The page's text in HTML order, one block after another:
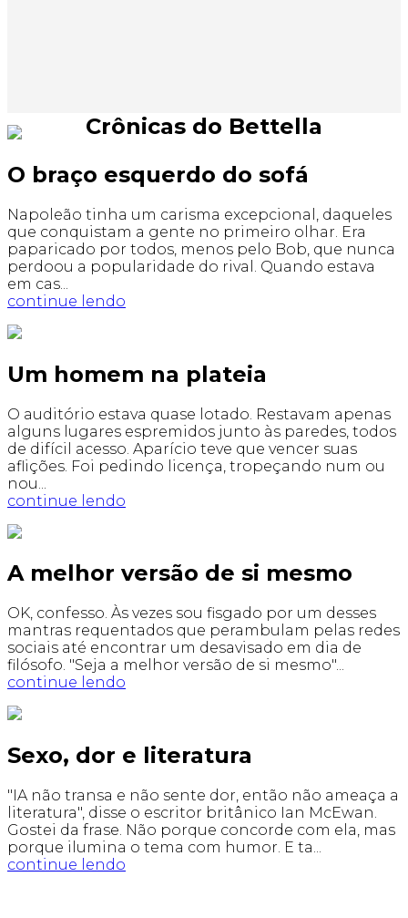
Crônicas do Bettella
O braço esquerdo do sofá
Napoleão tinha um carisma excepcional, daqueles
que conquistam a gente no primeiro olhar. Era
paparicado por todos, menos pelo Bob, que nunca
perdoou a popularidade do rival. Quando estava
em cas...
continue lendo
Um homem na plateia
O auditório estava quase lotado. Restavam apenas
alguns lugares espremidos junto às paredes, todos
de difícil acesso. Aparício teve que vencer suas
aflições. Foi pedindo licença, tropeçando num ou
nou...
continue lendo
A melhor versão de si mesmo
OK, confesso. Às vezes sou fisgado por um desses
mantras requentados que perambulam pelas redes
sociais até encontrar um desavisado em dia de
filósofo. "Seja a melhor versão de si mesmo"...
continue lendo
Sexo, dor e literatura
"IA não transa e não sente dor, então não ameaça a
literatura", disse o escritor britânico Ian McEwan.
Gostei da frase. Não porque concorde com ela, mas
porque ilumina o tema com humor. E ta...
continue lendo